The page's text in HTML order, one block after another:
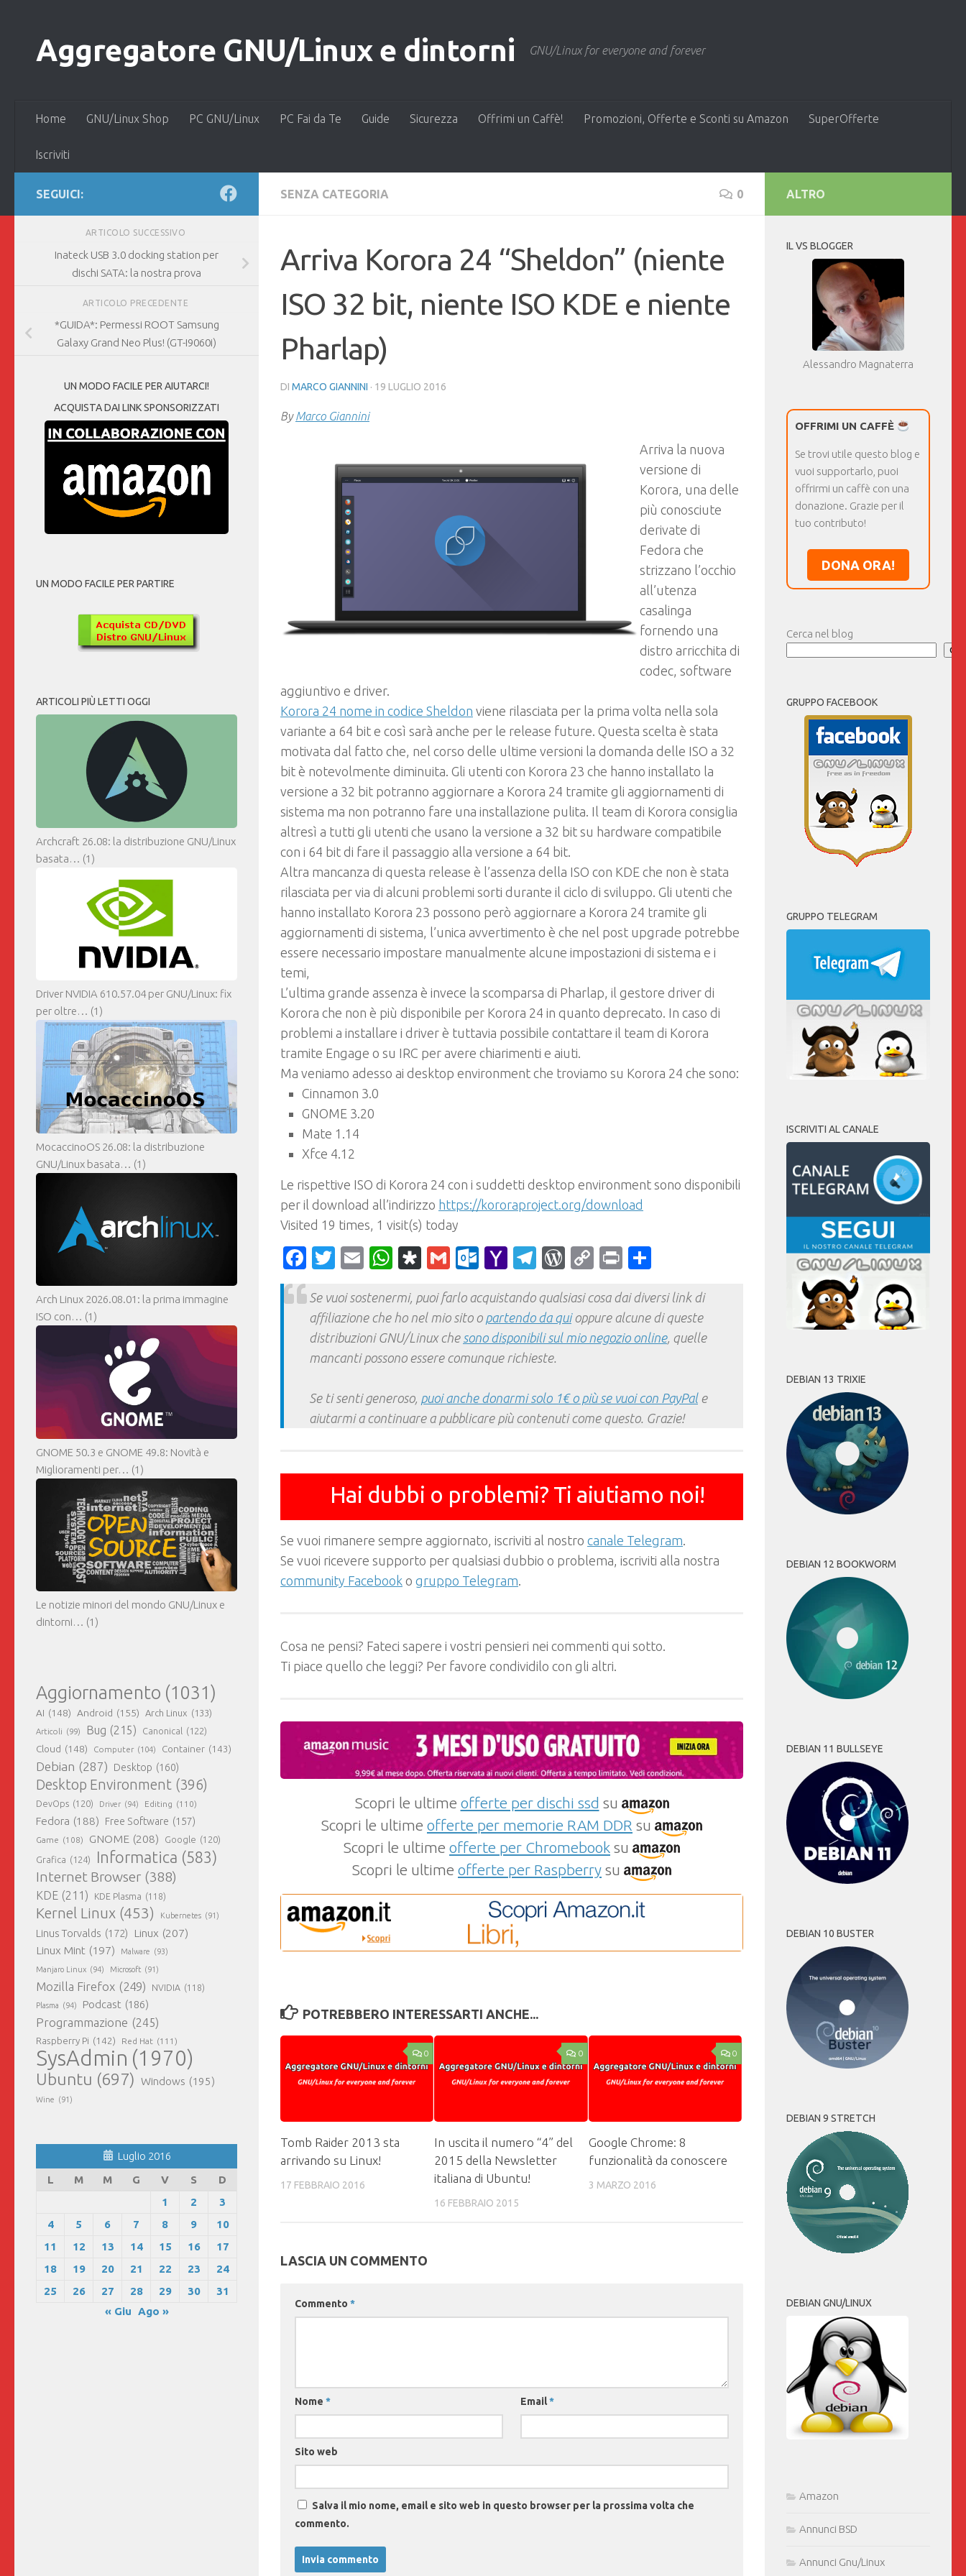
Aggregatore GNU/Linux e dintorni GNU/Linux for everyone and forever
Home GNU/Linux Shop PC GNU/Linux PC Fai da Te Guide Sicurezza Offrimi un Caffè! Promozioni, Offerte e Sconti su Amazon SuperOfferte
Iscriviti
SENZA CATEGORIA 0
Arriva Korora 24 “Sheldon” (niente
ISO 32 bit, niente ISO KDE e niente
Pharlap)
DI MARCO GIANNINI · 19 LUGLIO 2016
ByMarco Giannini
Arriva la nuova
versione di
Korora, una delle
più conosciute
derivate di
Fedora che
strizzano l’occhio
all’utenza
casalinga
fornendo una
distro arricchita di
codec, software
aggiuntivo e driver.
Korora 24 nome in codice Sheldon viene rilasciata per la prima volta nella sola
variante a 64 bit e così sarà anche per le release future. Questa scelta è stata
motivata dal fatto che, nel corso delle ultime versioni la domanda delle ISO a 32
bit è notevolmente diminuita. Gli utenti con Korora 23 che hanno installato la
versione a 32 bit potranno aggiornare a Korora 24 tramite gli aggiornamenti di
sistema ma non potranno fare una installazione pulita. Il team di Korora consiglia
altresì a tutti gli utenti che usano la versione a 32 bit su hardware compatibile
con i 64 bit di fare il passaggio alla versione a 64 bit.
Altra mancanza di questa release è l’assenza della ISO con KDE che non è stata
rilasciata per via di alcuni problemi sorti durante il ciclo di sviluppo. Gli utenti che
hanno installato Korora 23 possono però aggiornare a Korora 24 tramite gli
aggiornamenti di sistema, l’unica avvertimento è che nel post upgrade potrebbe
essere necessario impostare manualmente alcune impostazioni di sistema e i
temi,
L’ultima grande assenza è invece la scomparsa di Pharlap, il gestore driver di
Korora che non è più disponibile per Korora 24 in quanto deprecato. In caso di
problemi a installare i driver è tuttavia possibile contattare il team di Korora
tramite Engage o su IRC per avere chiarimenti e aiuti.
Ma veniamo adesso ai desktop environment che troviamo su Korora 24 che sono:
Cinnamon 3.0
GNOME 3.20
Mate 1.14
Xfce 4.12
Le rispettive ISO di Korora 24 con i suddetti desktop environment sono disponibili
per il download all’indirizzo https://kororaproject.org/download
Visited 19 times, 1 visit(s) today
Facebook
Twitter
EmailWhatsApp
Diaspora
GmailOutlook.com
YahooTelegram
WordPress
CopyPrint
Se vuoi sostenermi, puoi farlo acquistando qualsiasi cosa dai diversi link di
affiliazione che ho nel mio sito o partendo da quioppure alcune di queste
distribuzioni GNU/Linux che sono disponibili sul mio negozio online, quelle
mancanti possono essere comunque richieste.
Se ti senti generoso, puoi anche donarmi solo 1€ o più se vuoi con PayPale
aiutarmi a continuare a pubblicare più contenuti come questo. Grazie!
Hai dubbi o problemi? Ti aiutiamo noi!
Se vuoi rimanere sempre aggiornato, iscriviti al nostro canale Telegram.
Se vuoi ricevere supporto per qualsiasi dubbio o problema, iscriviti alla nostra
community Facebook o gruppo Telegram.
Cosa ne pensi? Fateci sapere i vostri pensieri nei commenti qui sotto.
Ti piace quello che leggi? Per favore condividilo con gli altri.
Scopri le ultime offerte per dischi ssd su
Scopri le ultime offerte per memorie RAM DDR su
Scopri le ultime offerte per Chromebook su
Scopri le ultime offerte per Raspberry su
POTREBBERO INTERESSARTI ANCHE...
0
Tomb Raider 2013 sta
arrivando su Linux!
17 FEBBRAIO 2016
0
In uscita il numero “4” del
2015 della Newsletter
italiana di Ubuntu!
16 FEBBRAIO 2015
0
Google Chrome: 8
funzionalità da conoscere
3 MARZO 2016
LASCIA UN COMMENTO
Commento *
Nome * Email*
Sito web
Salva il mio nome, email e sito web in questo browser per la prossima volta che
commento.
SEGUICI:
ARTICOLO SUCCESSIVO
Inateck USB 3.0 docking station per
dischi SATA: la nostra prova
ARTICOLO PRECEDENTE
*GUIDA*: Permessi ROOT Samsung
Galaxy Grand Neo Plus! (GT-I9060i)
UN MODO FACILE PER AIUTARCI!
ACQUISTA DAI LINK SPONSORIZZATI
UN MODO FACILE PER PARTIRE
ARTICOLI PIÙ LETTI OGGI
Archcraft 26.08: la distribuzione GNU/Linux
basata… (1)
Driver NVIDIA 610.57.04 per GNU/Linux: fix
per oltre… (1)
MocaccinoOS 26.08: la distribuzione
GNU/Linux basata… (1)
Arch Linux 2026.08.01: la prima immagine
ISO con… (1)
GNOME 50.3 e GNOME 49.8: Novità e
Miglioramenti per… (1)
Le notizie minori del mondo GNU/Linux e
dintorni… (1)
Aggiornamento (1031)
AI (148) Android (155) Arch Linux (133)
Articoli (99) Bug (215) Canonical (122)
Cloud (148) Computer (104) Container (143)
Debian (287) Desktop (160)
Desktop Environment (396)
DevOps (120) Driver (94) Editing (110)
Fedora (188) Free Software (157)
Game (108) GNOME (208) Google (120)
Grafica (124) Informatica (583)
Internet Browser (388)
KDE (211) KDE Plasma (118)
Kernel Linux (453) Kubernetes (91)
Linus Torvalds (172) Linux (207)
Linux Mint (197) Malware (93)
Manjaro Linux (94) Microsoft (91)
Mozilla Firefox (249) NVIDIA (118)
Plasma (94) Podcast (186)
Programmazione (245)
Raspberry Pi (142) Red Hat (111)
SysAdmin (1970)
Ubuntu (697) Windows (195)
Wine (91)
Luglio 2016
L
M M G V S
D
1
2
3
4
5 6 7 8 9
10
11
12 13 14 15 16
17
18
19 20 21 22 23
24
25
26 27 28 29 30
31
« Giu Ago »
ALTRO
IL VS BLOGGER
Alessandro Magnaterra
OFFRIMI UN CAFFÈ
Se trovi utile questo blog e
vuoi supportarlo, puoi
offrirmi un caffè con una
donazione. Grazie per il
tuo contributo!
DONA ORA!
Cerca nel blog
GRUPPO FACEBOOK
GRUPPO TELEGRAM
ISCRIVITI AL CANALE
DEBIAN 13 TRIXIE
DEBIAN 12 BOOKWORM
DEBIAN 11 BULLSEYE
DEBIAN 10 BUSTER
DEBIAN 9 STRETCH
DEBIAN GNU/LINUX
Amazon
Annunci BSD
Annunci Gnu/Linux